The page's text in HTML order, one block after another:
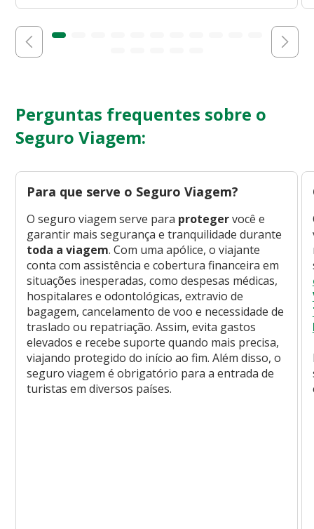
Perguntas frequentes sobre o
Seguro Viagem:
Para que serve o Seguro Viagem?
O seguro viagem serve para protegervocê e
garantir mais segurança e tranquilidade durante
toda a viagem. Com uma apólice, o viajante
conta com assistência e cobertura financeira em
situações inesperadas, como despesas médicas,
hospitalares e odontológicas, extravio de
bagagem, cancelamento de voo e necessidade de
traslado ou repatriação. Assim, evita gastos
elevados e recebe suporte quando mais precisa,
viajando protegido do início ao fim. Além disso, o
seguro viagem é obrigatório para a entrada de
turistas em diversos países.